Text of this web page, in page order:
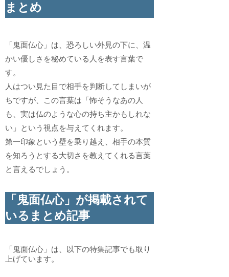
まとめ
「鬼面仏心」は、恐ろしい外見の下に、温
かい優しさを秘めている人を表す言葉で
す。
人はつい見た目で相手を判断してしまいが
ちですが、この言葉は「怖そうなあの人
も、実は仏のような心の持ち主かもしれな
い」という視点を与えてくれます。
第一印象という壁を乗り越え、相手の本質
を知ろうとする大切さを教えてくれる言葉
と言えるでしょう。
「鬼面仏心」が掲載されて
いるまとめ記事
「鬼面仏心」は、以下の特集記事でも取り
上げています。